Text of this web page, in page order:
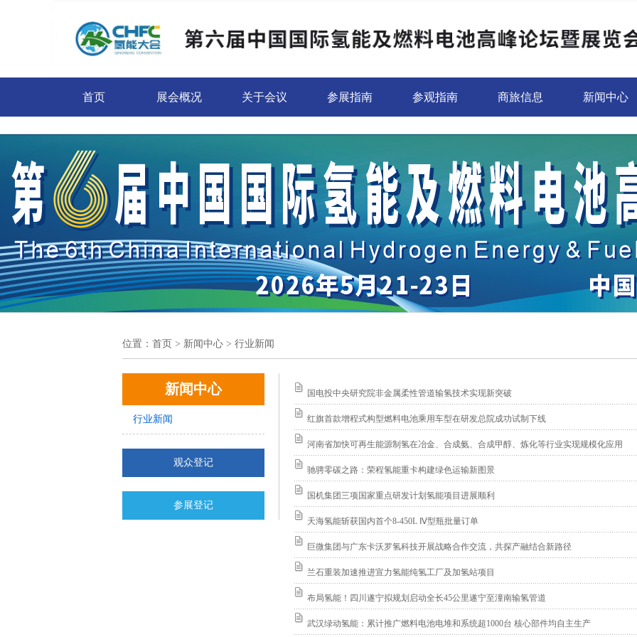
首页 展会概况 关于会议 参展指南 参观指南 商旅信息 新闻中心
位置： 首页 > 新闻中心 > 行业新闻
新闻中心
行业新闻
观众登记
参展登记
国电投中央研究院非金属柔性管道输氢技术实现新突破
红旗首款增程式构型燃料电池乘用车型在研发总院成功试制下线
河南省加快可再生能源制氢在冶金、合成氨、合成甲醇、炼化等行业实现规模化应用
驰骋零碳之路：荣程氢能重卡构建绿色运输新图景
国机集团三项国家重点研发计划氢能项目进展顺利
天海氢能斩获国内首个8-450L Ⅳ型瓶批量订单
巨微集团与广东卡沃罗氢科技开展战略合作交流，共探产融结合新路径
兰石重装加速推进宣力氢能纯氢工厂及加氢站项目
布局氢能！四川遂宁拟规划启动全长45公里遂宁至潼南输氢管道
武汉绿动氢能：累计推广燃料电池电堆和系统超1000台 核心部件均自主生产